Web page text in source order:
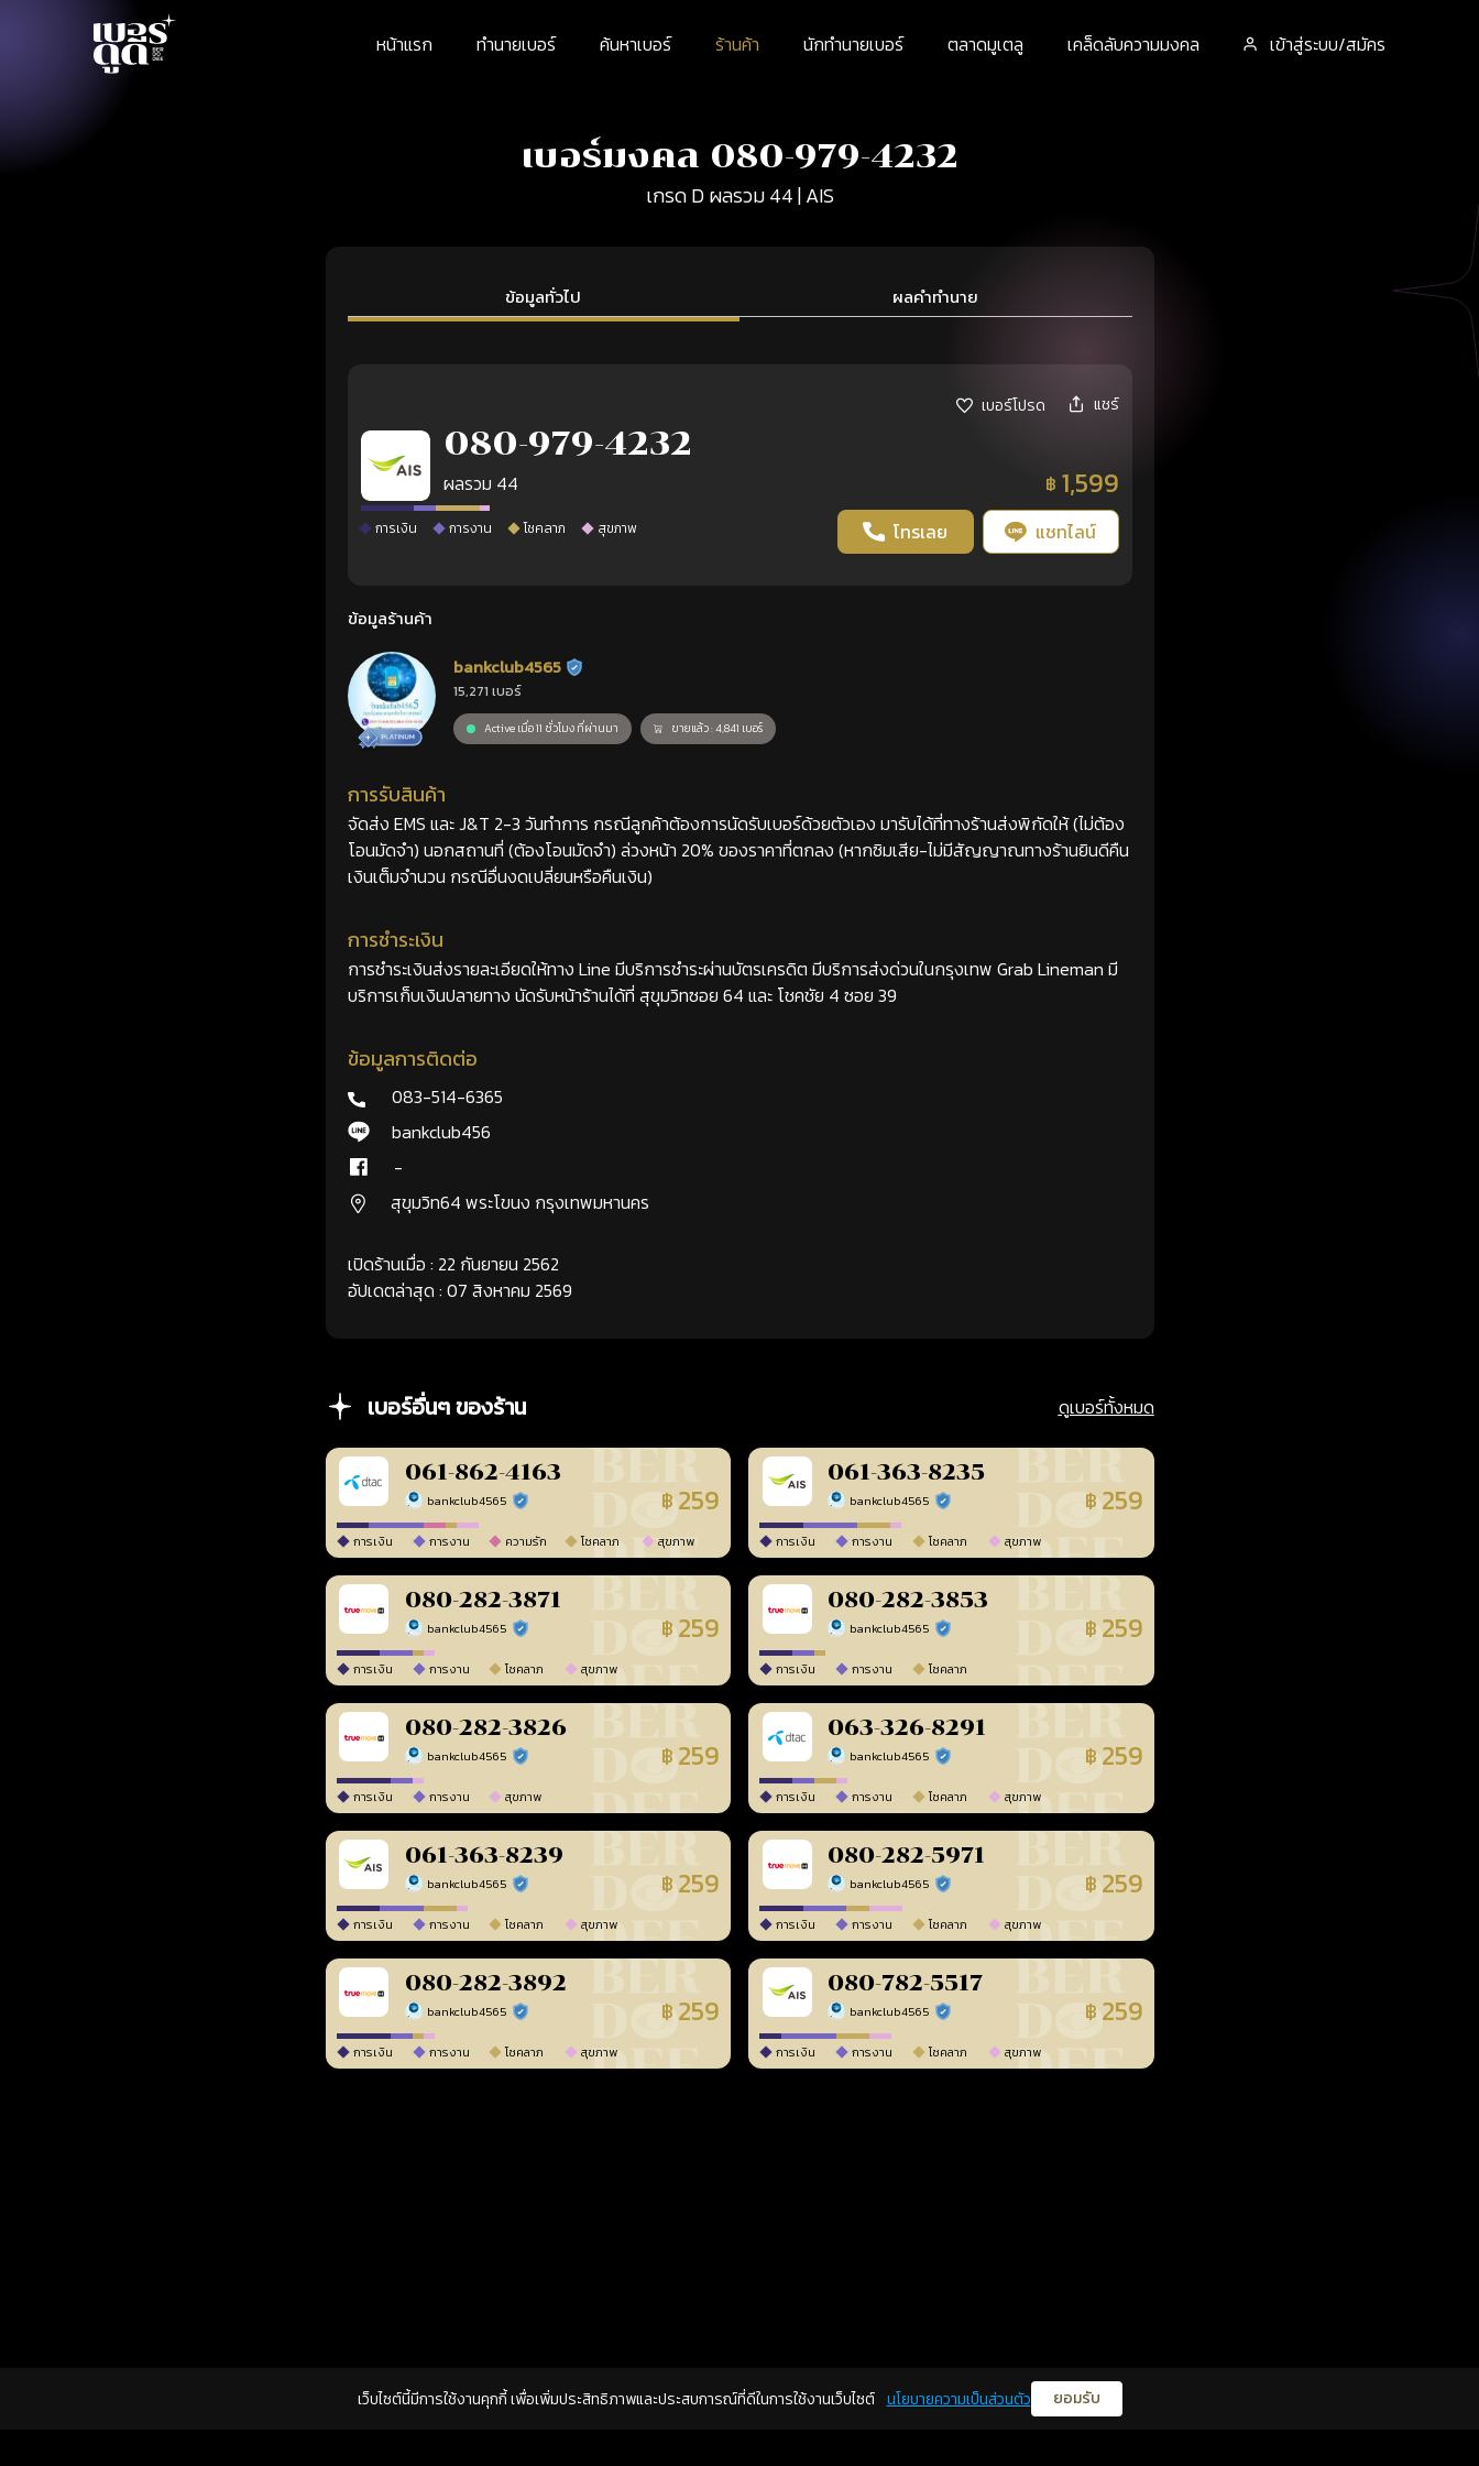
หน้าแรก ทำนายเบอร์ ค้นหาเบอร์ ร้านค้า นักทำนายเบอร์ ตลาดมูเตลู เคล็ดลับความมงคล เข้าสู่ระบบ/สมัคร
เบอร์มงคล 080-979-4232
เกรด D ผลรวม 44 | AIS
ข้อมูลทั่วไป ผลคำทำนาย
เบอร์โปรด แชร์
080-979-4232
ผลรวม 44 ฿ 1,599
การเงิน การงาน โชคลาภ สุขภาพ โทรเลย แชทไลน์
ข้อมูลร้านค้า
bankclub4565 ร้านยืนยันแล้ว
15,271 เบอร์
Active เมื่อ 11 ชั่วโมง ที่ผ่านมา ขายแล้ว : 4,841 เบอร์
การรับสินค้า
จัดส่ง EMS และ J&T 2-3 วันทำการ กรณีลูกค้าต้องการนัดรับเบอร์ด้วยตัวเอง มารับได้ที่ทางร้านส่งพิกัดให้ (ไม่ต้อง
โอนมัดจำ) นอกสถานที่ (ต้องโอนมัดจำ) ล่วงหน้า 20% ของราคาที่ตกลง (หากซิมเสีย-ไม่มีสัญญาณทางร้านยินดีคืน
เงินเต็มจำนวน กรณีอื่นงดเปลี่ยนหรือคืนเงิน)
การชำระเงิน
การชำระเงินส่งรายละเอียดให้ทาง Line มีบริการชำระผ่านบัตรเครดิต มีบริการส่งด่วนในกรุงเทพ Grab Lineman มี
บริการเก็บเงินปลายทาง นัดรับหน้าร้านได้ที่ สุขุมวิทซอย 64 และ โชคชัย 4 ซอย 39
ข้อมูลการติดต่อ
083-514-6365
bankclub456
-
สุขุมวิท64 พระโขนง กรุงเทพมหานคร
เปิดร้านเมื่อ : 22 กันยายน 2562
อัปเดตล่าสุด : 07 สิงหาคม 2569
เบอร์อื่นๆ ของร้าน ดูเบอร์ทั้งหมด
061-862-4163
bankclub4565 ร้านยืนยันแล้ว ฿ 259
การเงิน การงาน ความรัก โชคลาภ สุขภาพ
061-363-8235
bankclub4565 ร้านยืนยันแล้ว ฿ 259
การเงิน การงาน โชคลาภ สุขภาพ
080-282-3871
bankclub4565 ร้านยืนยันแล้ว ฿ 259
การเงิน การงาน โชคลาภ สุขภาพ
080-282-3853
bankclub4565 ร้านยืนยันแล้ว ฿ 259
การเงิน การงาน โชคลาภ
080-282-3826
bankclub4565 ร้านยืนยันแล้ว ฿ 259
การเงิน การงาน สุขภาพ
063-326-8291
bankclub4565 ร้านยืนยันแล้ว ฿ 259
การเงิน การงาน โชคลาภ สุขภาพ
061-363-8239
bankclub4565 ร้านยืนยันแล้ว ฿ 259
การเงิน การงาน โชคลาภ สุขภาพ
080-282-5971
bankclub4565 ร้านยืนยันแล้ว ฿ 259
การเงิน การงาน โชคลาภ สุขภาพ
080-282-3892
bankclub4565 ร้านยืนยันแล้ว ฿ 259
การเงิน การงาน โชคลาภ สุขภาพ
080-782-5517
bankclub4565 ร้านยืนยันแล้ว ฿ 259
การเงิน การงาน โชคลาภ สุขภาพ
เว็บไซต์นี้มีการใช้งานคุกกี้ เพื่อเพิ่มประสิทธิภาพและประสบการณ์ที่ดีในการใช้งานเว็บไซต์ นโยบายความเป็นส่วนตัว ยอมรับ